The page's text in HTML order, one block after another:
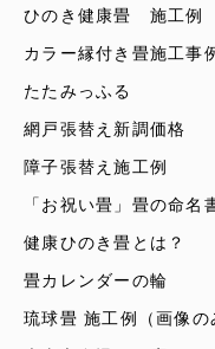
ひのき健康畳 施工例
カラー縁付き畳施工事
たたみっふる
網戸張替え新調価格
障子張替え施工例
「お祝い畳」畳の命
健康ひのき畳とは？
畳カレンダーの輪
琉球畳 施工例（画像の